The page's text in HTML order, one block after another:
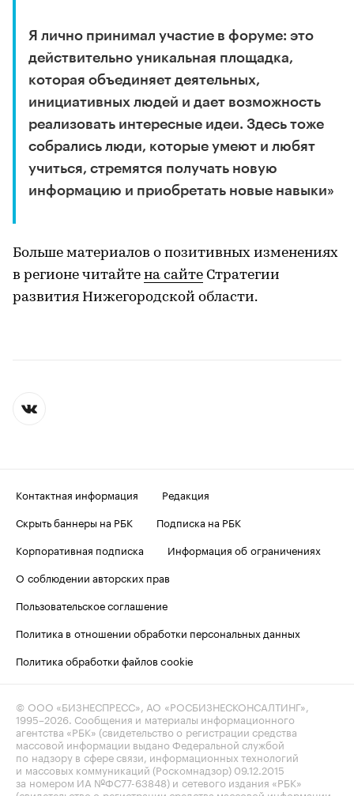
Я лично принимал участие в форуме: это
действительно уникальная площадка,
которая объединяет деятельных,
инициативных людей и дает возможность
реализовать интересные идеи. Здесь тоже
собрались люди, которые умеют и любят
учиться, стремятся получать новую
информацию и приобретать новые навыки»
Больше материалов о позитивных изменениях
в регионе читайте на сайте Стратегии
развития Нижегородской области.
Контактная информация
Редакция
Скрыть баннеры на РБК
Подписка на РБК
Корпоративная подписка
Информация об ограничениях
О соблюдении авторских прав
Пользовательское соглашение
Политика в отношении обработки персональных данных
Политика обработки файлов cookie
© ООО «БИЗНЕСПРЕСС», АО «РОСБИЗНЕСКОНСАЛТИНГ»,
1995–2026. Сообщения и материалы информационного
агентства «РБК» (свидетельство о регистрации средства
массовой информации выдано Федеральной службой
по надзору в сфере связи, информационных технологий
и массовых коммуникаций (Роскомнадзор) 09.12.2015
за номером ИА №ФС77-63848) и сетевого издания «РБК»